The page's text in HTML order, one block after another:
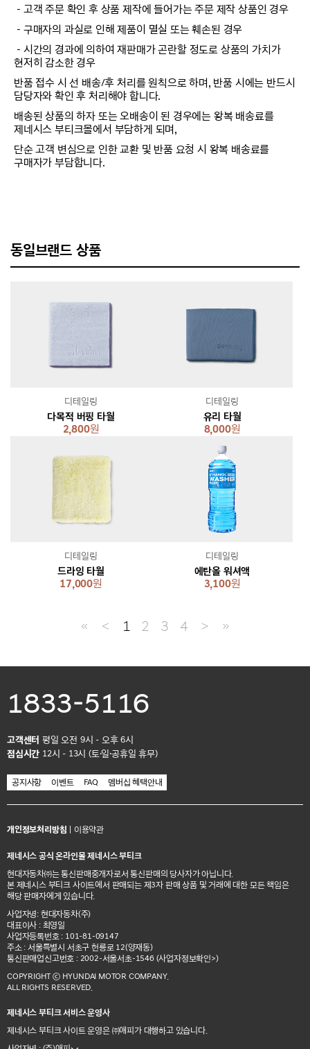
－고객 주문 확인 후 상품 제작에 들어가는 주문 제작 상품인 경우
－구매자의 과실로 인해 제품이 멸실 또는 훼손된 경우
－시간의 경과에 의하여 재판매가 곤란할 정도로 상품의 가치가
현저히 감소한 경우
반품 접수 시 선 배송/후 처리를 원칙으로 하며, 반품 시에는 반드시
담당자와 확인 후 처리해야 합니다.
배송된 상품의 하자 또는 오배송이 된 경우에는 왕복 배송료를
제네시스 부티크몰에서 부담하게 되며,
단순 고객 변심으로 인한 교환 및 반품 요청 시 왕복 배송료를
구매자가 부담합니다.
동일브랜드 상품
다목적 버핑 타월
2,800원
디테일링
유리 타월
8,000원
디테일링
드라잉 타월
17,000원
디테일링
에탄올 워셔액
3,100원
디테일링
≪ ＜ 1 2 3 4 ＞ ≫
1833-5116
고객센터 평일 오전 9시 - 오후 6시
점심시간 12시 - 13시 (토·일·공휴일 휴무)
공지사항 이벤트 FAQ 멤버십 혜택안내
개인정보처리방침 이용약관
제네시스 공식 온라인몰 제네시스 부티크
현대자동차㈜는 통신판매중개자로서 통신판매의 당사자가 아닙니다.
본 제네시스 부티크 사이트에서 판매되는 제3자 판매 상품 및 거래에 대한 모든 책임은
해당 판매자에게 있습니다.
사업자명: 현대자동차(주)
대표이사 : 최영일
사업자등록번호 : 101-81-09147
주소 : 서울특별시 서초구 헌릉로 12(양재동)
통신판매업신고번호 : 2002-서울서초-1546 (사업자정보확인>)
COPYRIGHT ⓒ HYUNDAI MOTOR COMPANY.
ALL RIGHTS RESERVED.
제네시스 부티크 서비스 운영사
제네시스 부티크 사이트 운영은 ㈜애피가 대행하고 있습니다.